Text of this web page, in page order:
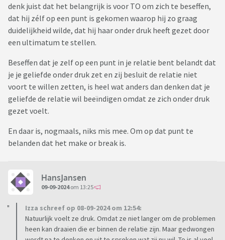
denk juist dat het belangrijk is voor TO om zich te beseffen,
dat hij zélf op een punt is gekomen waarop hij zo graag
duidelijkheid wilde, dat hij haar onder druk heeft gezet door
een ultimatum te stellen.
Beseffen dat je zelf op een punt in je relatie bent belandt dat
je je geliefde onder druk zet en zij besluit de relatie niet
voort te willen zetten, is heel wat anders dan denken dat je
geliefde de relatie wil beeïndigen omdat ze zich onder druk
gezet voelt.
En daar is, nogmaals, niks mis mee. Om op dat punt te
belanden dat het make or break is.
HansJansen
09-09-2024om 13:25
Izza schreef op 08-09-2024 om 12:54:
Natuurlijk voelt ze druk. Omdat ze niet langer om de problemen
heen kan draaien die er binnen de relatie zijn. Maar gedwongen